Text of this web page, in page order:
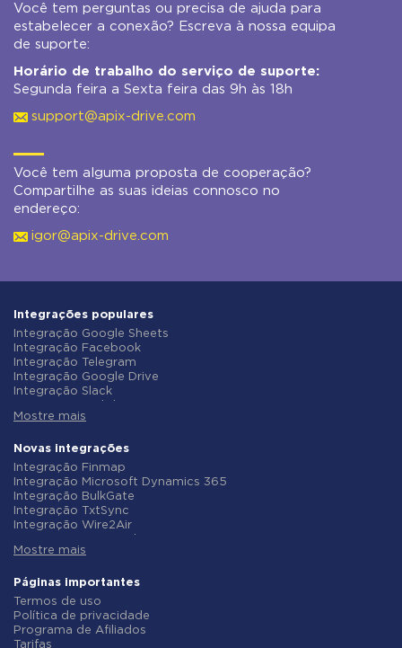
Você tem perguntas ou precisa de ajuda para
estabelecer a conexão? Escreva à nossa equipa
de suporte:
Horário de trabalho do serviço de suporte:
Segunda feira a Sexta feira das 9h às 18h
support@apix-drive.com
Você tem alguma proposta de cooperação?
Compartilhe as suas ideias connosco no
endereço:
igor@apix-drive.com
Integrações populares
Integração Google Sheets
Integração Facebook
Integração Telegram
Integração Google Drive
Integração Slack
Integração Gmail
Integração ClickUp
Integração Airtable
Integração Google Contacts
Integração OpenAI (ChatGPT)
Integração Instagram
Integração ActiveCampaign
Integração Typeform
Integração Salesforce CRM
Integração Notion
Integração AWeber
Integração Asana
Integração ZOHO CRM
Mostre mais
Novas integrações
Integração Finmap
Integração Microsoft Dynamics 365
Integração BulkGate
Integração TxtSync
Integração Wire2Air
Integração Infobip
Integração AtomPark
Integração TXTImpact
Integração Campaign Monitor
Integração CM.com
Integração D7 Networks
Mostre mais
Páginas importantes
Termos de uso
Política de privacidade
Programa de Afiliados
Tarifas